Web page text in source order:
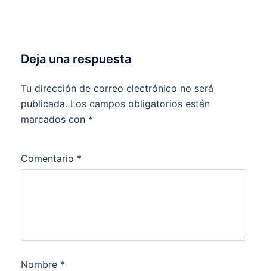
Deja una respuesta
Tu dirección de correo electrónico no será
publicada. Los campos obligatorios están
marcados con *
Comentario *
Nombre *